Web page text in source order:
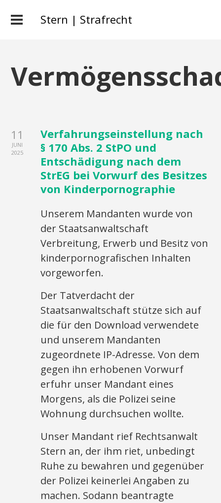
Stern | Strafrecht
11
JUNI
2025
Verfahrungseinstellung nach
§ 170 Abs. 2 StPO und
Entschädigung nach dem
StrEG bei Vorwurf des Besitzes
von Kinderpornographie
Unserem Mandanten wurde von
der Staatsanwaltschaft
Verbreitung, Erwerb und Besitz von
kinderpornografischen Inhalten
vorgeworfen.
Der Tatverdacht der
Staatsanwaltschaft stütze sich auf
die für den Download verwendete
und unserem Mandanten
zugeordnete IP-Adresse. Von dem
gegen ihn erhobenen Vorwurf
erfuhr unser Mandant eines
Morgens, als die Polizei seine
Wohnung durchsuchen wollte.
Unser Mandant rief Rechtsanwalt
Stern an, der ihm riet, unbedingt
Ruhe zu bewahren und gegenüber
der Polizei keinerlei Angaben zu
machen. Sodann beantragte